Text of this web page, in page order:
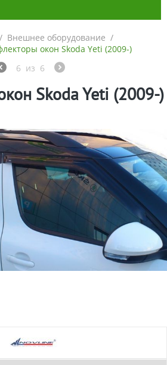
/ Внешнее оборудование /
окон Skoda Yeti (2009-)
6 из 6
Skoda Yeti (2009-)